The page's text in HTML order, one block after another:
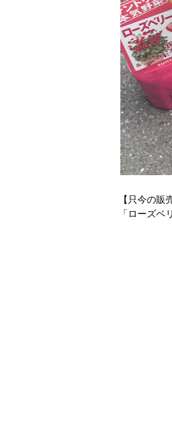
【只今の
「ローズベ